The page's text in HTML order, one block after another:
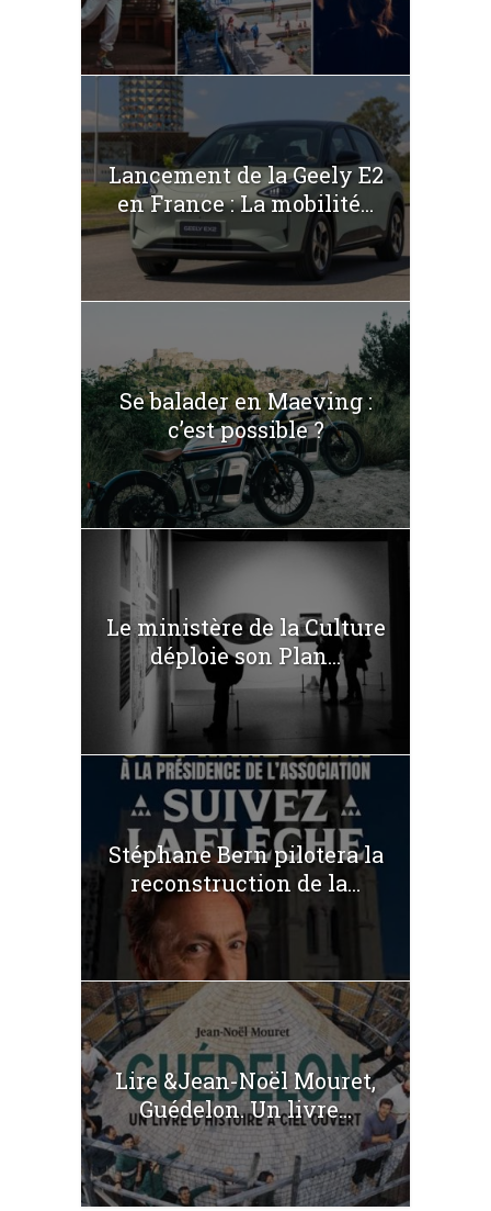
Lancement de la Geely E2
en France : La mobilité...
Se balader en Maeving :
c’est possible ?
Le ministère de la Culture
déploie son Plan...
Stéphane Bern pilotera la
reconstruction de la...
Lire &Jean-Noël Mouret,
Guédelon. Un livre...